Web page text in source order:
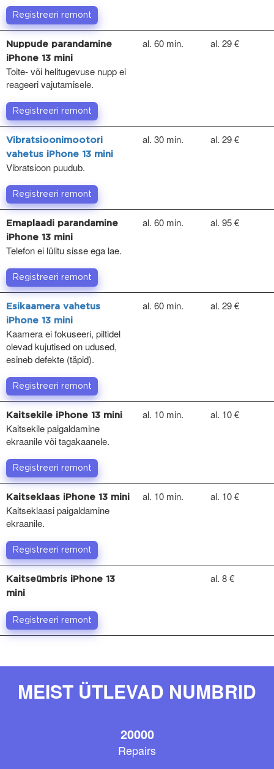
Registreeri remont
Nuppude parandamine
iPhone 13 mini
Toite- või helitugevuse nupp ei
reageeri vajutamisele.
al. 60 min. al. 29 €
Registreeri remont
Vibratsioonimootori
vahetus iPhone 13 mini
Vibratsioon puudub.
al. 30 min. al. 29 €
Registreeri remont
Emaplaadi parandamine
iPhone 13 mini
Telefon ei lülitu sisse ega lae.
al. 60 min. al. 95 €
Registreeri remont
Esikaamera vahetus
iPhone 13 mini
Kaamera ei fokuseeri, piltidel
olevad kujutised on udused,
esineb defekte (täpid).
al. 60 min. al. 29 €
Registreeri remont
Kaitsekile iPhone 13 mini
Kaitsekile paigaldamine
ekraanile või tagakaanele.
al. 10 min. al. 10 €
Registreeri remont
Kaitseklaas iPhone 13 mini
Kaitseklaasi paigaldamine
ekraanile.
al. 10 min. al. 10 €
Registreeri remont
Kaitseümbris iPhone 13
mini
al. 8 €
Registreeri remont
MEIST ÜTLEVAD NUMBRID
20000
Repairs